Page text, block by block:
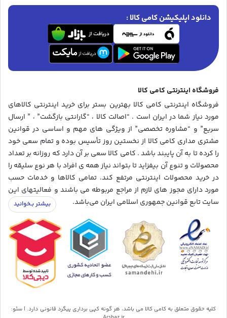
دانلود اپلیکیشن کامی کالا :
فروشگاه اینترنتی کامی کالا
فروشگاه اینترنتی کامی کالا بهترین بستر برای خرید اینترنتی کالاهای
مورد نیاز شما در ایران است . “اصالت کالا ، “گارانتی بازگشت” ، ” ارسال
سریع” و “مشاوره تخصصی” از ویژگی های مهم و اساسی در قوانین
مشتری مداری کامی کالا از نخستین روز تأسیس بوده و تمام سعی خود
را کرده تا به آن پایبند باشد . کامی کالا سعی بر آن دارد که روزانه بر تعداد
محصولات و تنوع آن بیفزاید تا بتواند نیاز همه ی افراد با هر نوع سلیقه را
در خرید محصولات اینترنتی مرتفع کند. تمامی کالاها و خدمات حسب
مورد دارای مجوز های لازم از مراجع مربوطه می باشند و فعالیتهای این
سایت تابع قوانین جمهوری اسلامی ایران می‌باشد.
کلیه حقوق متعلق به کامی کالا می باشد، هر گونه کپی برداری پیگرد قانونی دارد. | سئو: